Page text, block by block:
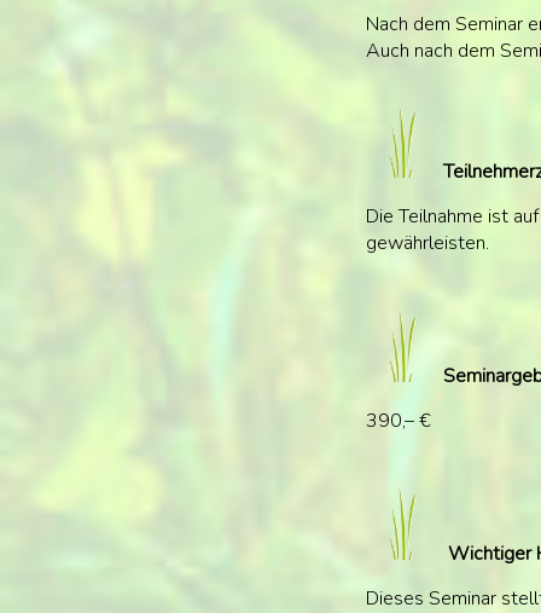
Nach dem Seminar
Auch nach dem
Die Teilnahme ist
gewährleisten.
390,– €
Wichtiger
Dieses Seminar